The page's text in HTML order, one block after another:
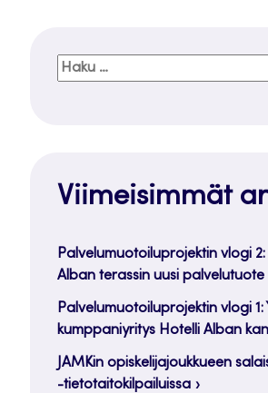
Haku:
Viimeisimmät
Palvelumuotoiluprojektin vlogi
Alban terassin uusi palvelutuote
Palvelumuotoiluprojektin vlogi 1:
kumppaniyritys Hotelli Alban
JAMKin opiskelijajoukkueen
-tietotaitokilpailuissa